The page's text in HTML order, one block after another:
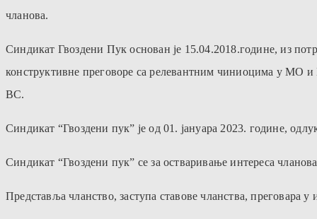
чланова.
Синдикат Гвоздени Пук основан је 15.04.2018.године, из
конструктивне преговоре са релевантним чиниоцима у
ВС.
Синдикат “Гвоздени пук” је од 01. јануара 2023. године,
Синдикат “Гвоздени пук” се за остваривање интереса
Представља чланство, заступа ставове чланства, преговара